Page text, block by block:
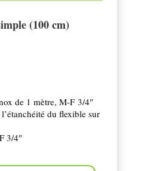
(100 cm)
de 1 mètre, M-F 3/4″
du flexible sur
3/4″